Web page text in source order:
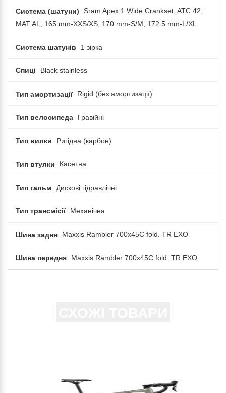
Система (шатуни)
Sram Apex 1 Wide Crankset; ATC 42;
MAT AL; 165 mm-XXS/XS, 170 mm-S/M, 172.5 mm-L/XL
Система шатунів 1 зірка
Спиці Black stainless
Тип амортизації Rigid (без амортизації)
Тип велосипеда Гравійні
Тип вилки Ригідна (карбон)
Тип втулки Касетна
Тип гальм Дискові гідравлічні
Тип трансмісії Механічна
Шина задня Maxxis Rambler 700x45C fold. TR EXO
Шина передня Maxxis Rambler 700x45C fold. TR EXO